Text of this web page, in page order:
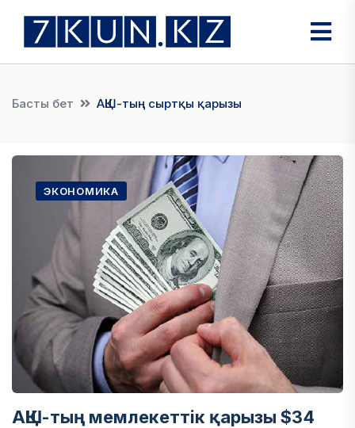
Басты бет АҚШ-тың сыртқы қарызы
ЭКОНОМИКА
АҚШ-тың мемлекеттік қарызы $34